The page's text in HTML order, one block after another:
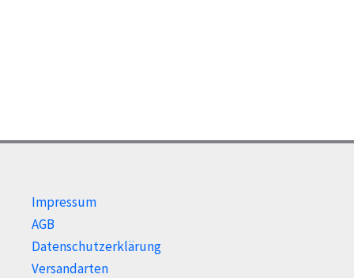
Impressum
AGB
Datenschutzerklärung
Versandarten